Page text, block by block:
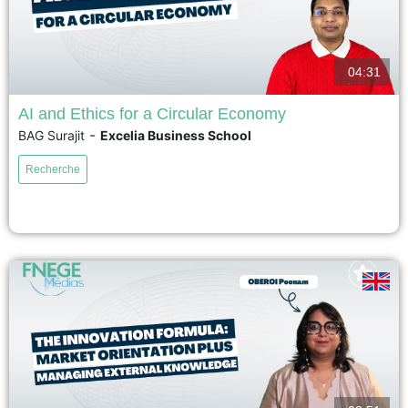
This study investigates whether AI-driven ethical procurement systems
enhance firms’ circular supply chain orientation and how governance
mechanisms affect supplier cost performance. Using survey data from 393
orientation. Circular orientation promotes both...
voir
04:31
AI and Ethics for a Circular Economy
BAG Surajit - Excelia Business School
Recherche